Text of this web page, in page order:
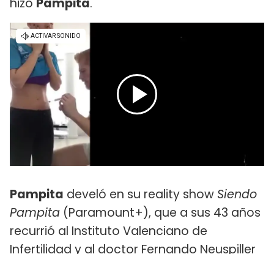
Pampita develó en su reality show Siendo
Pampita (Paramount+), que a sus 43 años
recurrió al Instituto Valenciano de
Infertilidad y al doctor Fernando Neuspiller